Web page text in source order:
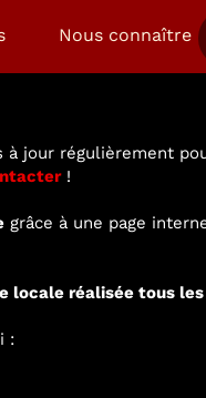
Nous connaître
jour régulièrement
!
grâce à une page
locale réalisée tous les
: